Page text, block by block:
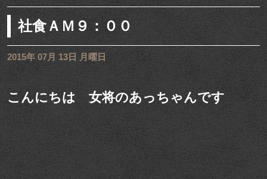
社食ＡＭ９：００
2015年 07月 13日 月曜日
こんにちは 女将のあっちゃんです